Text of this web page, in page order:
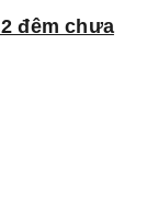
đêm chưa